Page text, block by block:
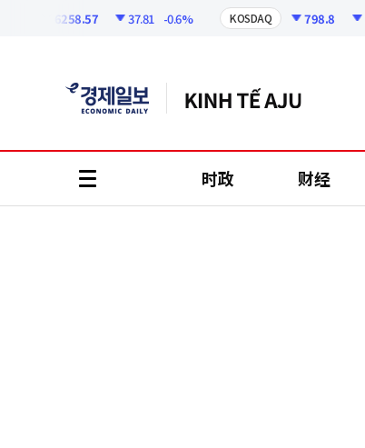
6258.57 37.81 -0.6% KOSDAQ 798.8 2.87
时政 财经